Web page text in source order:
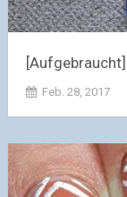
Feb. 28, 2017